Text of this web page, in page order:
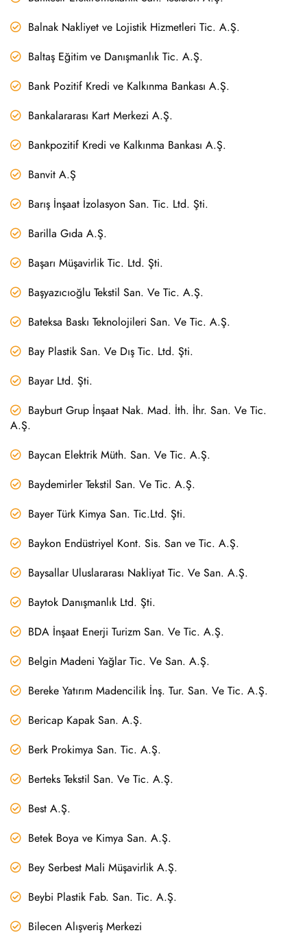
Balnak Nakliyet ve Lojistik Hizmetleri Tic. A.Ş.
Baltaş Eğitim ve Danışmanlık Tic. A.Ş.
Bank Pozitif Kredi ve Kalkınma Bankası A.Ş.
Bankalararası Kart Merkezi A.Ş.
Bankpozitif Kredi ve Kalkınma Bankası A.Ş.
Banvit A.Ş
Barış İnşaat İzolasyon San. Tic. Ltd. Şti.
Barilla Gıda A.Ş.
Başarı Müşavirlik Tic. Ltd. Şti.
Başyazıcıoğlu Tekstil San. Ve Tic. A.Ş.
Bateksa Baskı Teknolojileri San. Ve Tic. A.Ş.
Bay Plastik San. Ve Dış Tic. Ltd. Şti.
Bayar Ltd. Şti.
Bayburt Grup İnşaat Nak. Mad. İth. İhr. San. Ve Tic.
A.Ş.
Baycan Elektrik Müth. San. Ve Tic. A.Ş.
Baydemirler Tekstil San. Ve Tic. A.Ş.
Bayer Türk Kimya San. Tic.Ltd. Şti.
Baykon Endüstriyel Kont. Sis. San ve Tic. A.Ş.
Baysallar Uluslararası Nakliyat Tic. Ve San. A.Ş.
Baytok Danışmanlık Ltd. Şti.
BDA İnşaat Enerji Turizm San. Ve Tic. A.Ş.
Belgin Madeni Yağlar Tic. Ve San. A.Ş.
Bereke Yatırım Madencilik İnş. Tur. San. Ve Tic. A.Ş.
Bericap Kapak San. A.Ş.
Berk Prokimya San. Tic. A.Ş.
Berteks Tekstil San. Ve Tic. A.Ş.
Best A.Ş.
Betek Boya ve Kimya San. A.Ş.
Bey Serbest Mali Müşavirlik A.Ş.
Beybi Plastik Fab. San. Tic. A.Ş.
Bilecen Alışveriş Merkezi